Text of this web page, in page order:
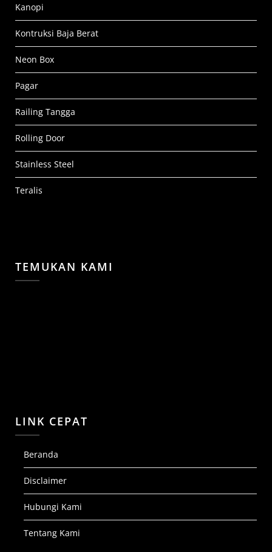
Kanopi
Kontruksi Baja Berat
Neon Box
Pagar
Railing Tangga
Rolling Door
Stainless Steel
Teralis
TEMUKAN KAMI
LINK CEPAT
Beranda
Disclaimer
Hubungi Kami
Tentang Kami